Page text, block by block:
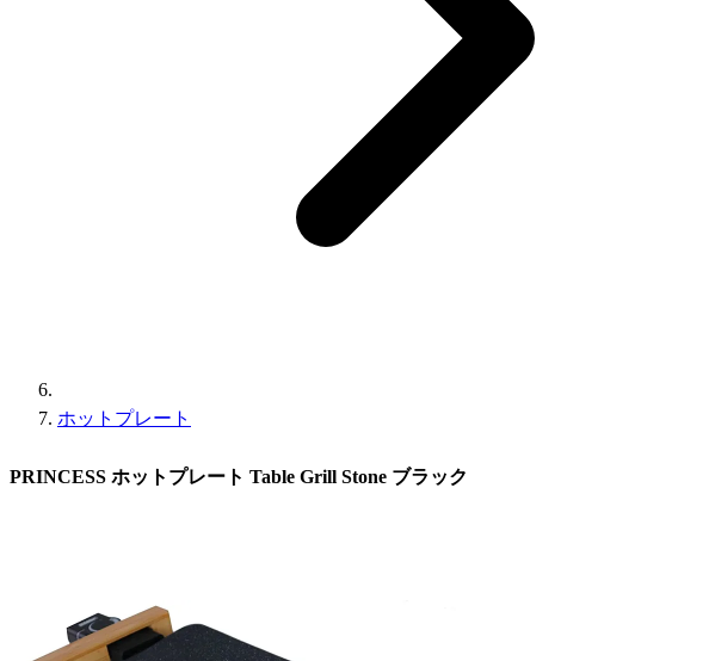
ホットプレート
PRINCESS ホットプレート Table Grill Stone ブラック